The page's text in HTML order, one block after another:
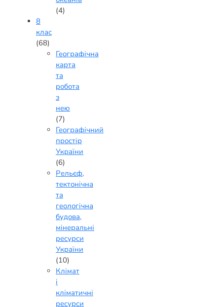
(4)
8
клас
(68)
Географічна
карта
та
робота
з
нею
(7)
Географічний
простір
України
(6)
Рельєф,
тектонічна
та
геологічна
будова,
мінеральні
ресурси
України
(10)
Клімат
і
кліматичні
ресурси